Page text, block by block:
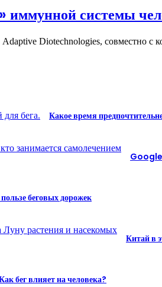
иммунной системы
Adaptive Diotechnologies,
Какое время
Google
беговых дорожек
Китай в
бег влияет на человека?